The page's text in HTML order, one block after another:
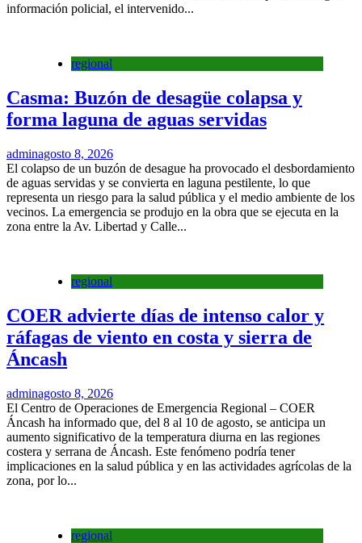
información policial, el intervenido...
regional
Casma: Buzón de desagüe colapsa y
forma laguna de aguas servidas
adminagosto 8, 2026
El colapso de un buzón de desague ha provocado el desbordamiento
de aguas servidas y se convierta en laguna pestilente, lo que
representa un riesgo para la salud pública y el medio ambiente de los
vecinos. La emergencia se produjo en la obra que se ejecuta en la
zona entre la Av. Libertad y Calle...
regional
COER advierte días de intenso calor y
ráfagas de viento en costa y sierra de
Áncash
adminagosto 8, 2026
El Centro de Operaciones de Emergencia Regional – COER
Áncash ha informado que, del 8 al 10 de agosto, se anticipa un
aumento significativo de la temperatura diurna en las regiones
costera y serrana de Áncash. Este fenómeno podría tener
implicaciones en la salud pública y en las actividades agrícolas de la
zona, por lo...
regional